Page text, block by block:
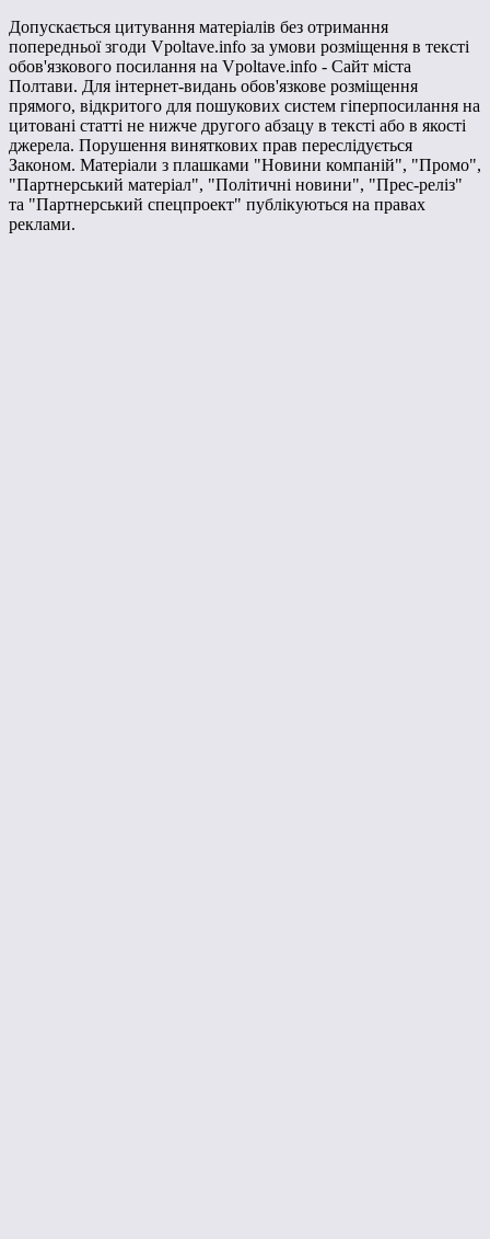
Допускається цитування матеріалів без отримання
попередньої згоди Vpoltave.info за умови розміщення в тексті
обов'язкового посилання на Vpoltave.info - Сайт міста
Полтави. Для інтернет-видань обов'язкове розміщення
прямого, відкритого для пошукових систем гіперпосилання на
цитовані статті не нижче другого абзацу в тексті або в якості
джерела. Порушення виняткових прав переслідується
Законом. Матеріали з плашками "Новини компаній", "Промо",
"Партнерський матеріал", "Політичні новини", "Прес-реліз"
та "Партнерський спецпроект" публікуються на правах
реклами.